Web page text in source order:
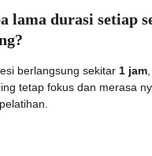
lama durasi setiap
berlangsung sekitar 1 jam
tetap fokus dan merasa